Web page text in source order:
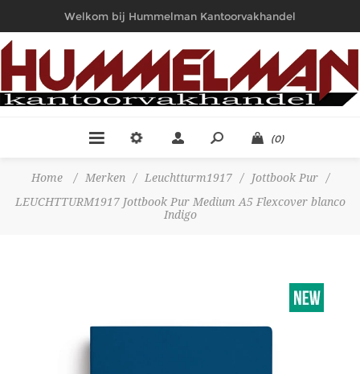
Welkom bij Hummelman Kantoorvakhandel
(0)
Home / Merken / Leuchtturm1917 / Jottbook Pur
/
LEUCHTTURM1917 Jottbook Pur Medium A5 Flexcover blanco
Indigo